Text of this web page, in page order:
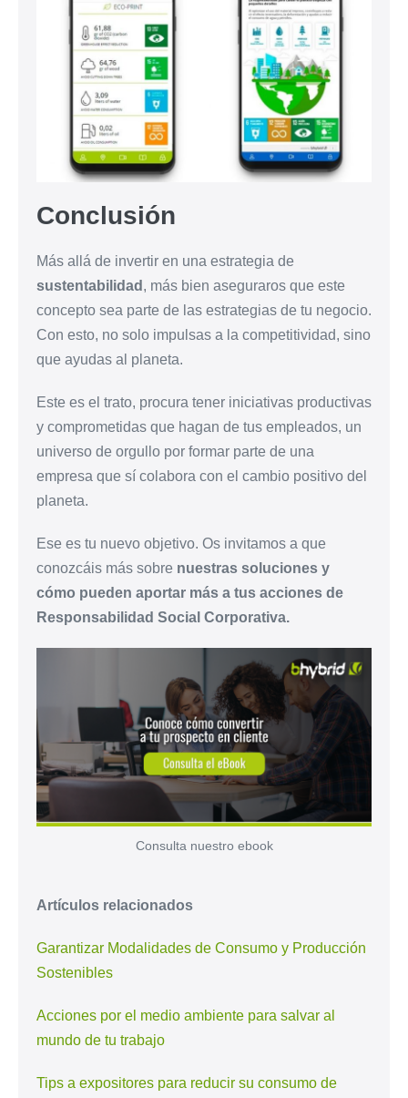
Conclusión
Más allá de invertir en una estrategia de
sustentabilidad , más bien aseguraros que este
concepto sea parte de las estrategias de tu negocio.
Con esto, no solo impulsas a la competitividad, sino
que ayudas al planeta.
Este es el trato, procura tener iniciativas productivas
y comprometidas que hagan de tus empleados, un
universo de orgullo por formar parte de una
empresa que sí colabora con el cambio positivo del
planeta.
Ese es tu nuevo objetivo. Os invitamos a que
conozcáis más sobre nuestras soluciones y
cómo pueden aportar más a tus acciones de
Responsabilidad Social Corporativa.
Consulta nuestro ebook
Artículos relacionados
Garantizar Modalidades de Consumo y Producción
Sostenibles
Acciones por el medio ambiente para salvar al
mundo de tu trabajo
Tips a expositores para reducir su consumo de